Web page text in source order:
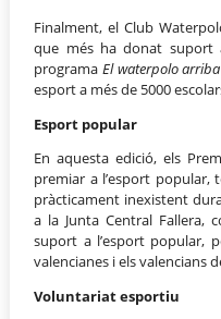
Finalment, el Club
que més ha donat suport
programa El waterpolo
esport a més de 5000
Esport popular
En aquesta edició, els
premiar a l’esport
pràcticament inexistent
a la Junta Central Fallera,
suport a l’esport popular,
valencianes i els valencians
Voluntariat esportiu